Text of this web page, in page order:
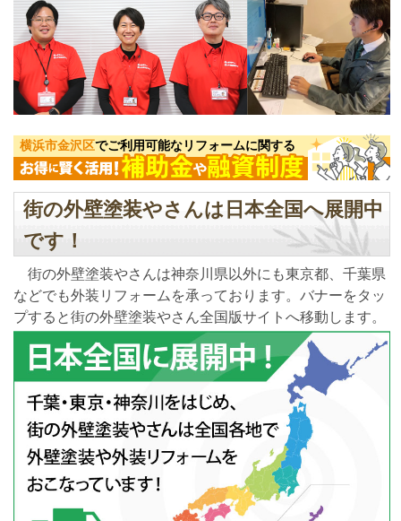
横浜市金沢区でご利用可能なリフォームに関する
街の外壁塗装やさんは日本全国へ展開中
です！
街の外壁塗装やさんは神奈川県以外にも東京都、千葉県
などでも外装リフォームを承っております。バナーをタッ
プすると街の外壁塗装やさん全国版サイトへ移動します。